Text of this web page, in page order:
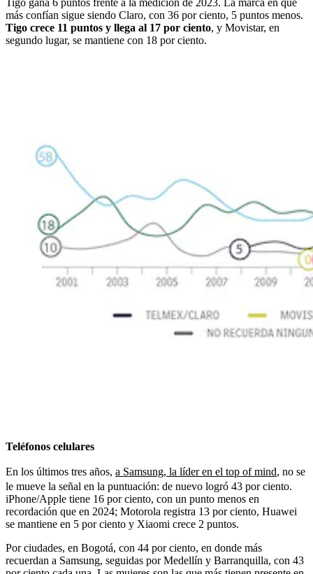
Tigo gana 6 puntos frente a la medición de 2023. La marca en que
más confían sigue siendo Claro, con 36 por ciento, 5 puntos menos.
Tigo crece 11 puntos y llega al 17 por ciento, y Movistar, en
segundo lugar, se mantiene con 18 por ciento.
Teléfonos celulares
En los últimos tres años, a Samsung, la líder en el top of mind, no se
le mueve la señal en la puntuación: de nuevo logró 43 por ciento.
iPhone/Apple tiene 16 por ciento, con un punto menos en
recordación que en 2024; Motorola registra 13 por ciento, Huawei
se mantiene en 5 por ciento y Xiaomi crece 2 puntos.
Por ciudades, en Bogotá, con 44 por ciento, en donde más
recuerdan a Samsung, seguidas por Medellín y Barranquilla, con 43